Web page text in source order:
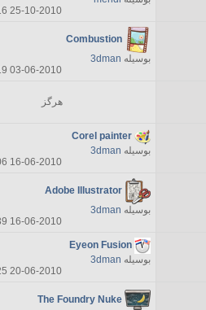
25-10-2010
Combustion
بوسیله 3dman
03-06-2010
هرگز
Corel painter
بوسیله 3dman
16-06-2010
Adobe Illustrator
بوسیله 3dman
16-06-2010
Eyeon Fusion
بوسیله 3dman
20-06-2010
The Foundry Nuke